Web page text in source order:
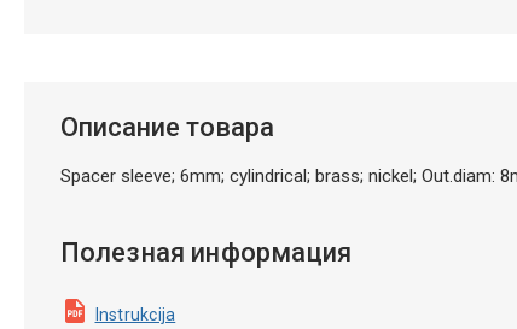
Описание товара
Spacer sleeve; 6mm; cylindrical; brass; nickel; Out.diam:
Полезная информация
Instrukcija